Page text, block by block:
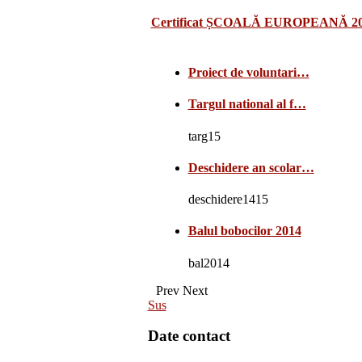
Certificat ȘCOALĂ EUROPEANĂ
Proiect de voluntari…
Targul national al f…
targ15
Deschidere an scolar…
deschidere1415
Balul bobocilor 2014
bal2014
Prev Next
Sus
Date contact